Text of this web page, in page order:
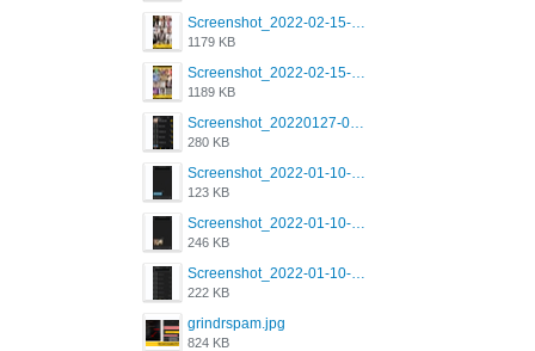
Screenshot_2022-02-15-16-34-50-234_com.grindrapp.android.jpg
1179 KB
Screenshot_2022-02-15-16-34-45-209_com.grindrapp.android.jpg
1189 KB
Screenshot_20220127-081048.png
280 KB
Screenshot_2022-01-10-12-46-53-688_com.grindrapp.android.jpg
123 KB
Screenshot_2022-01-10-12-46-46-280_com.grindrapp.android.jpg
246 KB
Screenshot_2022-01-10-12-46-34-527_com.grindrapp.android.jpg
222 KB
grindrspam.jpg
824 KB